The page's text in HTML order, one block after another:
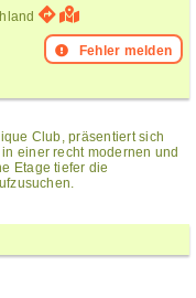
Fehler melden
Club, präsentiert sich
einer recht modernen und
Etage tiefer die